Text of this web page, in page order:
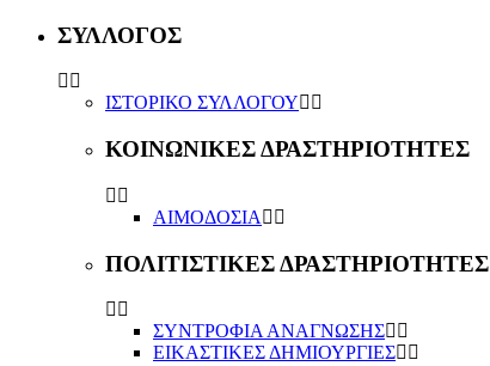
ΣΥΛΛΟΓΟΣ
ΙΣΤΟΡΙΚΟ ΣΥΛΛΟΓΟΥ
ΚΟΙΝΩΝΙΚΕΣ ΔΡΑΣΤΗΡΙΟΤΗΤΕΣ
ΑΙΜΟΔΟΣΙΑ
ΠΟΛΙΤΙΣΤΙΚΕΣ ΔΡΑΣΤΗΡΙΟΤΗΤΕΣ
ΣΥΝΤΡΟΦΙΑ ΑΝΑΓΝΩΣΗΣ
ΕΙΚΑΣΤΙΚΕΣ ΔΗΜΙΟΥΡΓΙΕΣ